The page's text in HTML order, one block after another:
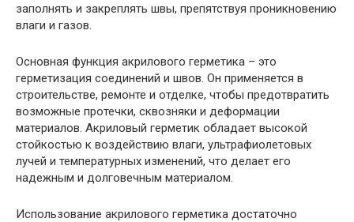
заполнять и закреплять швы, препятствуя проникновению
влаги и газов.
Основная функция акрилового герметика – это
герметизация соединений и швов. Он применяется в
строительстве, ремонте и отделке, чтобы предотвратить
возможные протечки, сквозняки и деформации
материалов. Акриловый герметик обладает высокой
стойкостью к воздействию влаги, ультрафиолетовых
лучей и температурных изменений, что делает его
надежным и долговечным материалом.
Использование акрилового герметика достаточно